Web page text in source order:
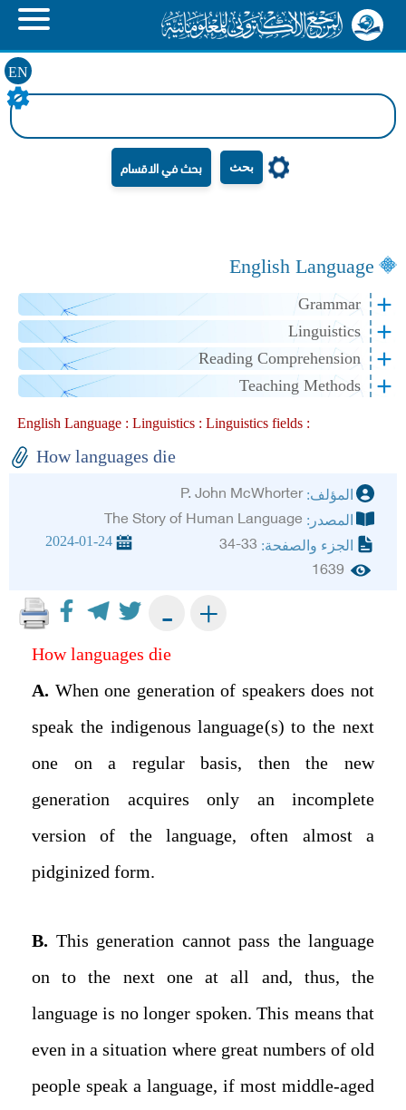
EN
بحث
English Language
Grammar
Linguistics
Reading Comprehension
Teaching Methods
English Language : Linguistics : Linguistics fields :
How languages die
المؤلف:P. John McWhorter
المصدر: The Story of Human Language
الجزء والصفحة: 34-33
2024-01-24
1639
+
-
How languages die
A. When one generation of speakers does not
speak the indigenous language(s) to the next
one on a regular basis, then the new
generation acquires only an incomplete
version of the language, often almost a
pidginized form.
B. This generation cannot pass the language
on to the next one at all and, thus, the
language is no longer spoken. This means that
even in a situation where great numbers of old
people speak a language, if most middle-aged